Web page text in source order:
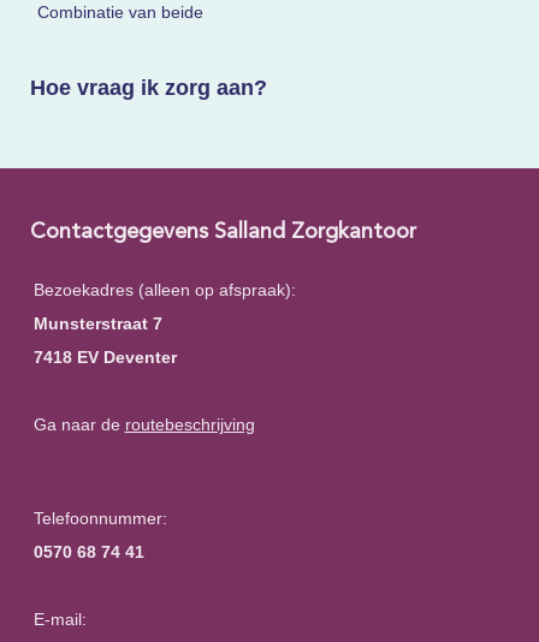
Combinatie van beide
Hoe vraag ik zorg aan?
Contactgegevens Salland Zorgkantoor
Bezoekadres (alleen op afspraak):
Munsterstraat 7
7418 EV Deventer
Ga naar de routebeschrijving
Telefoonnummer:
0570 68 74 41
E-mail: